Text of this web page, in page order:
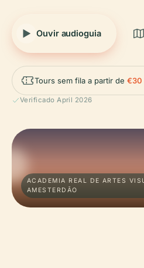
Ouvir audioguia
Tours sem fila a partir de €30
Verificado April 2026
ACADEMIA REAL DE ARTES
AMESTERDÃO